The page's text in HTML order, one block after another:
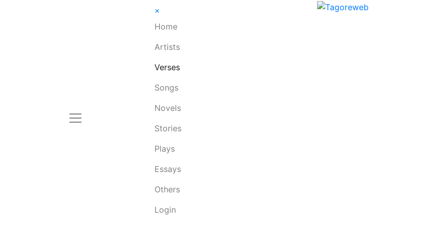
×
Home
Artists
Verses
Songs
Novels
Stories
Plays
Essays
Others
Login